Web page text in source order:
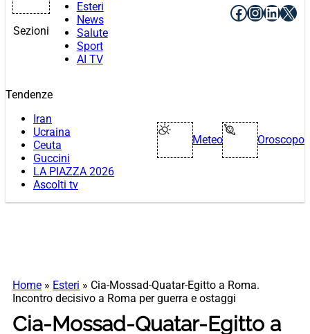
Sezioni
Esteri
News
Salute
Sport
AI TV
Facebook
X
Tendenze
Iran
Ucraina
Ceuta
Guccini
LA PIAZZA 2026
Ascolti tv
Meteo Oroscopo
Home » Esteri » Cia-Mossad-Quatar-Egitto a Roma.
Incontro decisivo a Roma per guerra e ostaggi
Cia-Mossad-Quatar-Egitto a